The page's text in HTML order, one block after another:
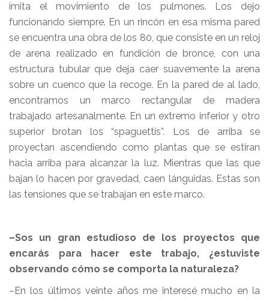
imita el movimiento de los pulmones. Los dejo
funcionando siempre. En un rincón en esa misma pared
se encuentra una obra de los 80, que consiste en un reloj
de arena realizado en fundición de bronce, con una
estructura tubular que deja caer suavemente la arena
sobre un cuenco que la recoge. En la pared de al lado,
encontramos un marco rectangular de madera
trabajado artesanalmente. En un extremo inferior y otro
superior brotan los “spaguettis”. Los de arriba se
proyectan ascendiendo como plantas que se estiran
hacia arriba para alcanzar la luz. Mientras que las que
bajan lo hacen por gravedad, caen lánguidas. Estas son
las tensiones que se trabajan en este marco.
–Sos un gran estudioso de los proyectos que
encarás para hacer este trabajo, ¿estuviste
observando cómo se comporta la naturaleza?
–En los últimos veinte años me interesé mucho en la